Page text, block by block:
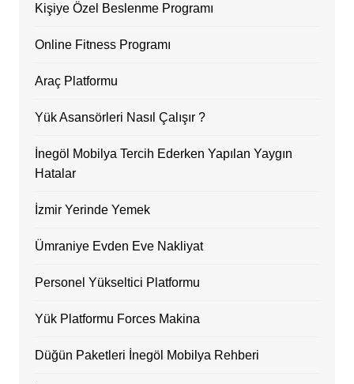
Kişiye Özel Beslenme Programı
Online Fitness Programı
Araç Platformu
Yük Asansörleri Nasıl Çalışır ?
İnegöl Mobilya Tercih Ederken Yapılan Yaygın
Hatalar
İzmir Yerinde Yemek
Ümraniye Evden Eve Nakliyat
Personel Yükseltici Platformu
Yük Platformu Forces Makina
Düğün Paketleri İnegöl Mobilya Rehberi